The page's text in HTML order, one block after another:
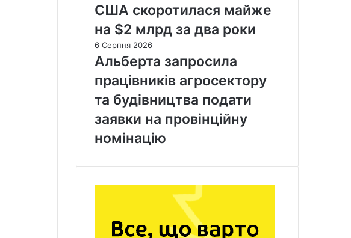
США скоротилася майже
на $2 млрд за два роки
6 Серпня 2026
Альберта запросила
працівників агросектору
та будівництва подати
заявки на провінційну
номінацію